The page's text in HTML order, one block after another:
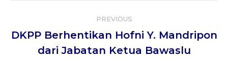
navigation
PREVIOUS
Previous
DKPP Berhentikan Hofni Y. Mandripon
dari Jabatan Ketua Bawaslu